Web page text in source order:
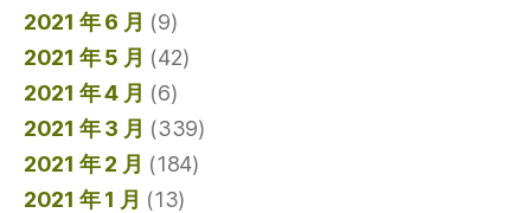
2021 年 6 月 (9)
2021 年 5 月 (42)
2021 年 4 月 (6)
2021 年 3 月 (339)
2021 年 2 月 (184)
2021 年 1 月 (13)